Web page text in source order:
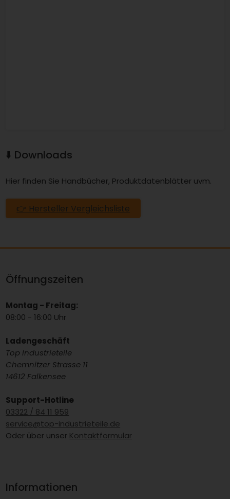
⬇️ Downloads
Hier finden Sie Handbücher, Produktdatenblätter uvm.
👉 Hersteller Vergleichsliste
Öffnungszeiten
Montag - Freitag:
08:00 - 16:00 Uhr
Ladengeschäft
Top Industrieteile
Chemnitzer Strasse 11
14612 Falkensee
Support-Hotline
03322 / 84 11 959
service@top-industrieteile.de
Oder über unser Kontaktformular
Informationen